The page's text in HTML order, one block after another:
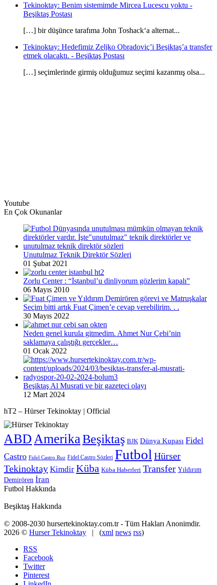
Tekinoktay: Benim sistemimde Mircea Lucescu yoktu -
Beşiktaş Postası
[…] bir düşünce tarafıma John Toshack‘a alternat...
Tekinoktay: Hedefimiz Zeljko Obradoviç’i Beşiktaş’a transfer
etmek olacaktı. - Beşiktaş Postası
[…] seçimlerinde girmiş olduğumuz seçimi kazanmış olsa...
Youtube
En Çok Okunanlar
Unutulmaz Teknik Direktör Sözleri
01 Şubat 2021
Zorlu Center : “İstanbul’u dinliyorum gözlerim kapalı”
06 Mayıs 2010
Seçim bitti artık Fuat Çimen’e cevap verebilirim. . .
30 Mayıs 2022
Neden genel kurula gitmedim. Ahmet Nur Çebi’nin
saklamaya çalıştığı gerçekler…
01 Ocak 2022
Beşiktaş Al Musrati ve bir gazeteci olayı
12 Mart 2024
hT2 – Hürser Tekinoktay | Official
ABD Amerika Beşiktaş BJK Dünya Kupası Fidel
Castro Fidel Castro Ruz Fidel Castro Sözleri Futbol Hürser
Tekinoktay Kimdir Küba Küba Haberleri Transfer Yıldırım
Demirören İran
Futbol Hakkında
Beşiktaş Hakkında
© 2008-2030 hursertekinoktay.com.tr - Tüm Hakları Anonimdir.
2026 © Hurser Tekinoktay | (xml news rss)
RSS
Facebook
Twitter
Pinterest